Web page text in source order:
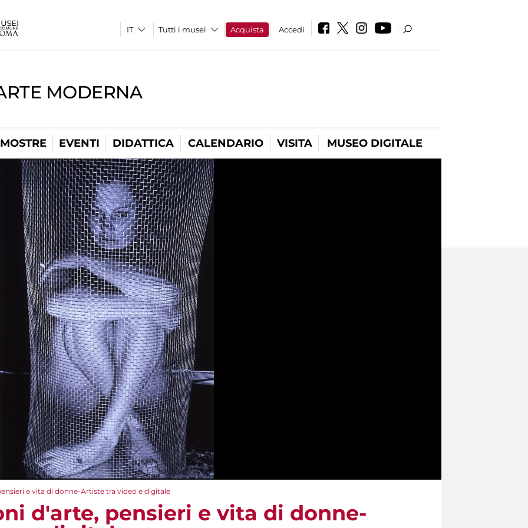
Tutti i musei Acquista Accedi
MODERNA
MOSTRE EVENTI DIDATTICA CALENDARIO VISITA MUSEO DIGITALE
e vita di donne-Artiste tra video e digitale
d'arte, pensieri e vita di donne-